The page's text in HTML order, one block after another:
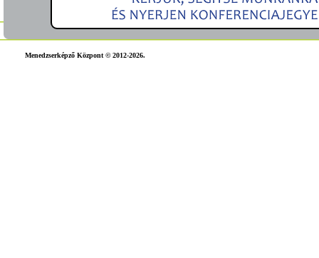
Menedzserképző Központ © 2012-2026.